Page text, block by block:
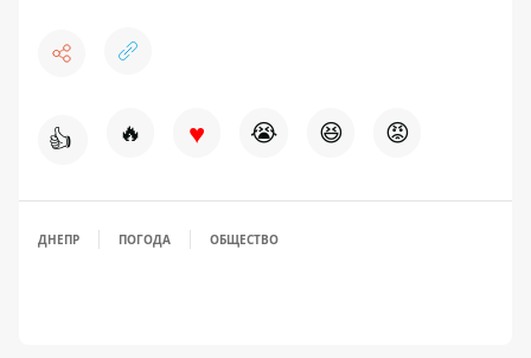
👍 🔥 ♥ 😭 😆 😡
ДНЕПР ПОГОДА ОБЩЕСТВО